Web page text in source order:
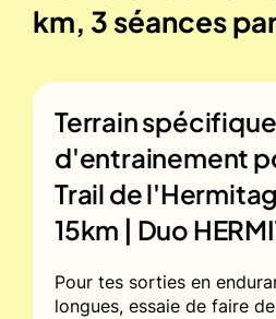
km, 3 séances
Terrain spécifique
d'entrainement
Trail de
15km | Duo
Pour tes sorties en
longues, essaie de faire